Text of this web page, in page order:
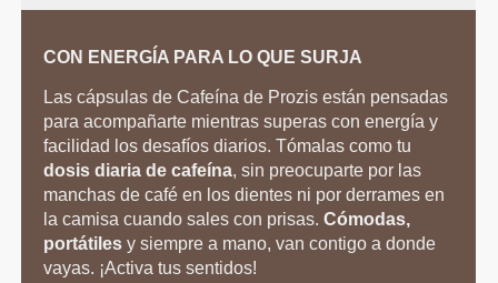
CON ENERGÍA PARA LO QUE SURJA
Las cápsulas de Cafeína de Prozis están pensadas
para acompañarte mientras superas con energía y
facilidad los desafíos diarios. Tómalas como tu
dosis diaria de cafeína, sin preocuparte por las
manchas de café en los dientes ni por derrames en
la camisa cuando sales con prisas.Cómodas,
portátiles y siempre a mano, van contigo a donde
vayas. ¡Activa tus sentidos!